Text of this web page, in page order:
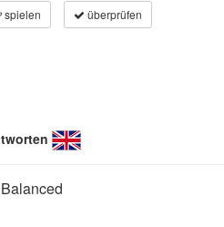
spielen überprüfen
Balanced